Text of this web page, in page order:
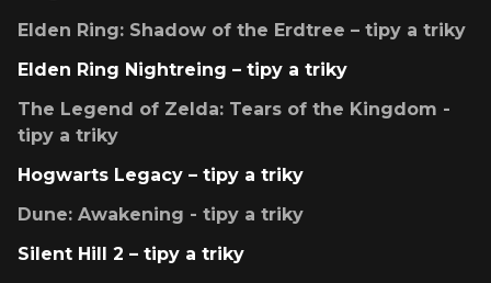
Elden Ring: Shadow of the Erdtree – tipy a triky
Elden Ring Nightreing – tipy a triky
The Legend of Zelda: Tears of the Kingdom -
tipy a triky
Hogwarts Legacy – tipy a triky
Dune: Awakening - tipy a triky
Silent Hill 2 – tipy a triky